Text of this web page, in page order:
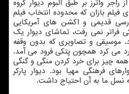
راجر واترز بر طبق آلبوم دیوار گروه
فیلم بازان که محدوده انتخاب فیلم
قدیمی و اکشن های آمریکایی
فراتر نمی رفت، تماشای دیوار یک
موسیقی و تصاویری که بدون وقفه
می کرد همچون پتکی فرود می آمد.
چیز برای خرد کردن منگی و گنگی
فرهنگی مهیا بود. دیوار پارکر
نسل ما به آن احتیاج داشت.